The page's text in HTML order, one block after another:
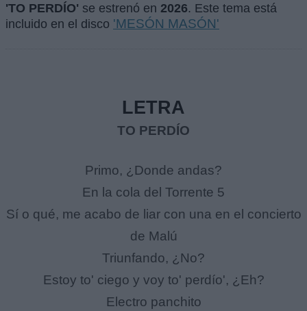
'TO PERDÍO' se estrenó en 2026. Este tema está
incluido en el disco 'MESÓN MASÓN'
LETRA
TO PERDÍO
Primo, ¿Donde andas?
En la cola del Torrente 5
Sí o qué, me acabo de liar con una en el concierto
de Malú
Triunfando, ¿No?
Estoy to' ciego y voy to' perdío', ¿Eh?
Electro panchito